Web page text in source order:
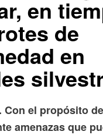
en
de
en
Con el propósito
amenazas que